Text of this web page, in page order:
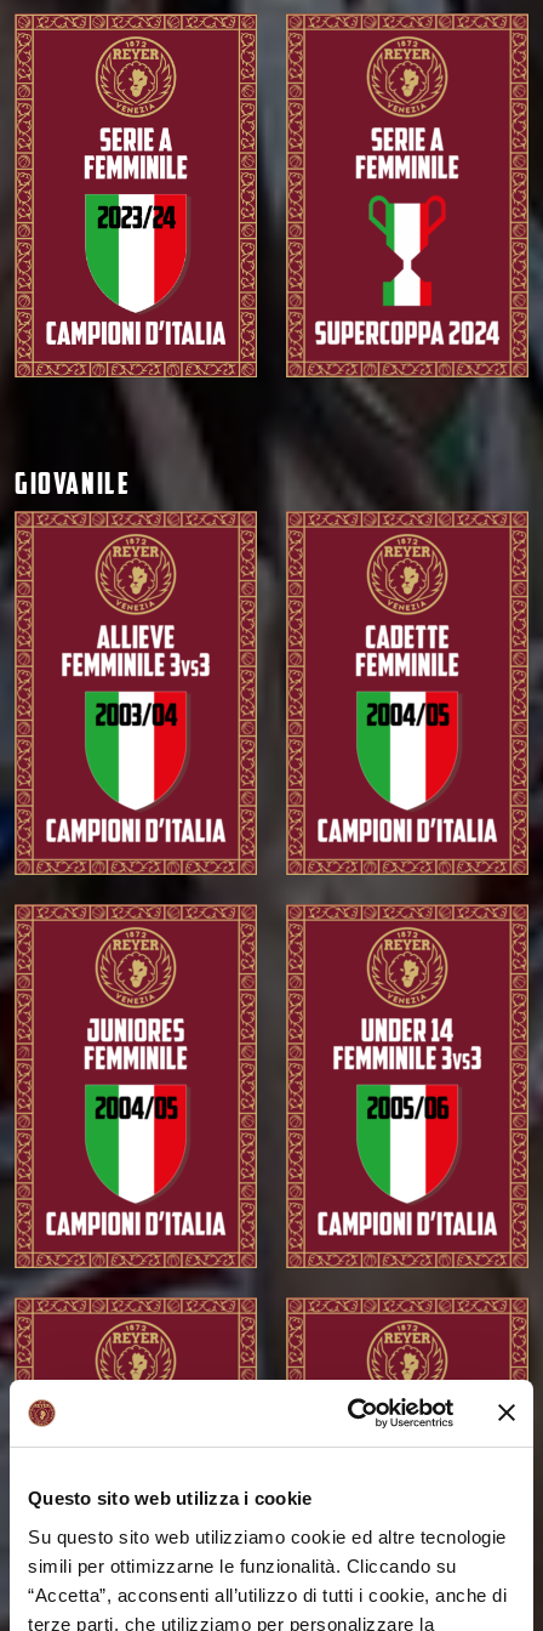
Questo sito web utilizza i cookie
Su questo sito web utilizziamo cookie ed altre tecnologie
simili per ottimizzarne le funzionalità. Cliccando su
“Accetta”, acconsenti all’utilizzo di tutti i cookie, anche di
terze parti, che utilizziamo per personalizzare la
GIOVANILE